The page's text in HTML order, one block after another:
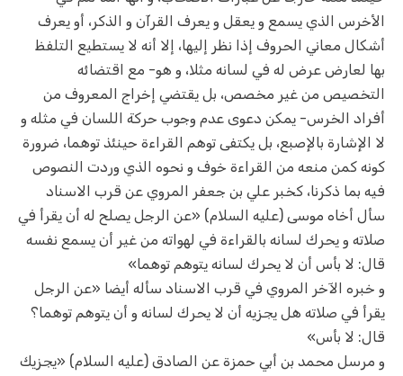
الأخرس الذي يسمع و يعقل و يعرف القرآن و الذكر، أو يعرف
أشكال معاني الحروف إذا نظر إليها، إلا أنه لا يستطيع التلفظ
بها لعارض عرض له في لسانه مثلا، و هو- مع اقتضائه
التخصيص من غير مخصص، بل يقتضي إخراج المعروف من
أفراد الخرس- يمكن دعوى عدم وجوب حركة اللسان في مثله و
لا الإشارة بالإصبع، بل يكتفى توهم القراءة حينئذ توهما، ضرورة
كونه كمن منعه من القراءة خوف و نحوه الذي وردت النصوص
فيه بما ذكرنا، كخبر علي بن جعفر المروي عن قرب الاسناد
سأل أخاه موسى (عليه السلام) «عن الرجل يصلح له أن يقرأ في
صلاته و يحرك لسانه بالقراءة في لهواته من غير أن يسمع نفسه
قال: لا بأس أن لا يحرك لسانه يتوهم توهما»‌
و‌ خبره الآخر المروي في قرب الاسناد سأله أيضا «عن الرجل
يقرأ في صلاته هل يجزيه أن لا يحرك لسانه و أن يتوهم توهما؟
قال: لا بأس»‌
و‌ مرسل محمد بن أبي حمزة عن الصادق (عليه السلام) «يجزيك